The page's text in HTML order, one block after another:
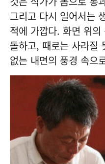
그리고 다시 일어서는
적에 가깝다. 화면 위
돌하고, 때로는 사라질
없는 내면의 풍경 속으